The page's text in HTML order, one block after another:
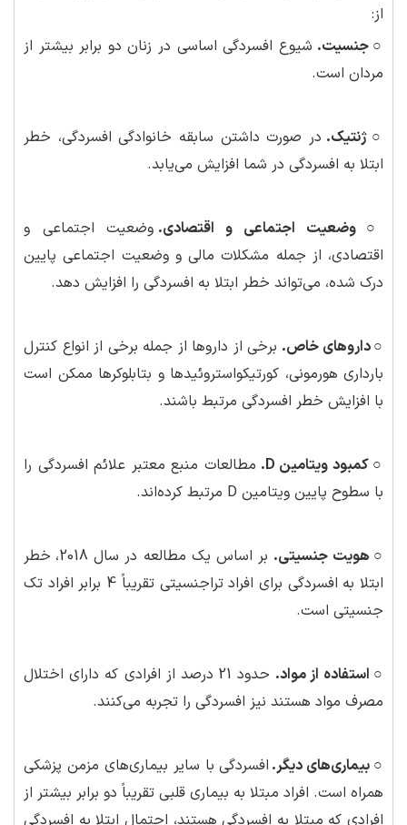
از:
○ جنسیت. شیوع افسردگی اساسی در زنان دو برابر بیشتر از
مردان است.
○ ژنتیک. در صورت داشتن سابقه خانوادگی افسردگی، خطر
ابتلا به افسردگی در شما افزایش می‌یابد.
○ وضعیت اجتماعی و اقتصادی. وضعیت اجتماعی و
اقتصادی، از جمله مشکلات مالی و وضعیت اجتماعی پایین
درک شده، می‌تواند خطر ابتلا به افسردگی را افزایش دهد.
○ داروهای خاص. برخی از داروها از جمله برخی از انواع کنترل
بارداری هورمونی، کورتیکواستروئیدها و بتابلوکرها ممکن است
با افزایش خطر افسردگی مرتبط باشند.
○ کمبود ویتامین D
. مطالعات منبع معتبر علائم افسردگی را
با سطوح پایین ویتامین D مرتبط کرده‌اند.
○ هویت جنسیتی.
بر اساس یک مطالعه در سال 2018، خطر
ابتلا به افسردگی برای افراد تراجنسیتی تقریباً 4 برابر افراد تک
جنسیتی است.
○ استفاده از مواد.
حدود 21 درصد از افرادی که دارای اختلال
مصرف مواد هستند نیز افسردگی را تجربه می‌کنند.
○ بیماری‌های دیگر. افسردگی با سایر بیماری‌های مزمن پزشکی
همراه است. افراد مبتلا به بیماری قلبی تقریباً دو برابر بیشتر از
افرادی که مبتلا به افسردگی هستند، احتمال ابتلا به افسردگی